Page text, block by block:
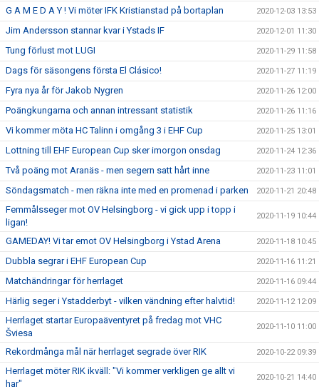
G A M E D A Y ! Vi möter IFK Kristianstad på bortaplan 2020-12-03 13:53
Jim Andersson stannar kvar i Ystads IF 2020-12-01 11:30
Tung förlust mot LUGI 2020-11-29 11:58
Dags för säsongens första El Clásico! 2020-11-27 11:19
Fyra nya år för Jakob Nygren 2020-11-26 12:00
Poängkungarna och annan intressant statistik 2020-11-26 11:16
Vi kommer möta HC Talinn i omgång 3 i EHF Cup 2020-11-25 13:01
Lottning till EHF European Cup sker imorgon onsdag 2020-11-24 12:36
Två poäng mot Aranäs - men segern satt hårt inne 2020-11-23 11:01
Söndagsmatch - men räkna inte med en promenad i parken 2020-11-21 20:48
Femmålsseger mot OV Helsingborg - vi gick upp i topp i
ligan!
2020-11-19 10:44
GAMEDAY! Vi tar emot OV Helsingborg i Ystad Arena 2020-11-18 10:45
Dubbla segrar i EHF European Cup 2020-11-16 11:21
Matchändringar för herrlaget 2020-11-16 09:44
Härlig seger i Ystadderbyt - vilken vändning efter halvtid! 2020-11-12 12:09
Herrlaget startar Europaäventyret på fredag mot VHC
Šviesa
2020-11-10 11:00
Rekordmånga mål när herrlaget segrade över RIK 2020-10-22 09:39
Herrlaget möter RIK ikväll: "Vi kommer verkligen ge allt vi
har"
2020-10-21 14:40